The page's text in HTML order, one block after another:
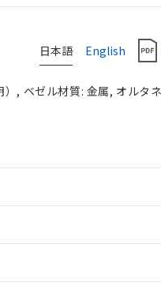
日本語 English
, ベゼル材質: 金属, オルタ